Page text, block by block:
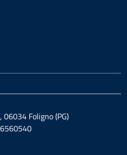
06034 Foligno (PG)